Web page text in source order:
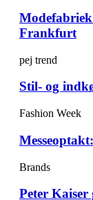
Frankfurt
pej trend
Stil- og
Fashion Week
Brands
Peter